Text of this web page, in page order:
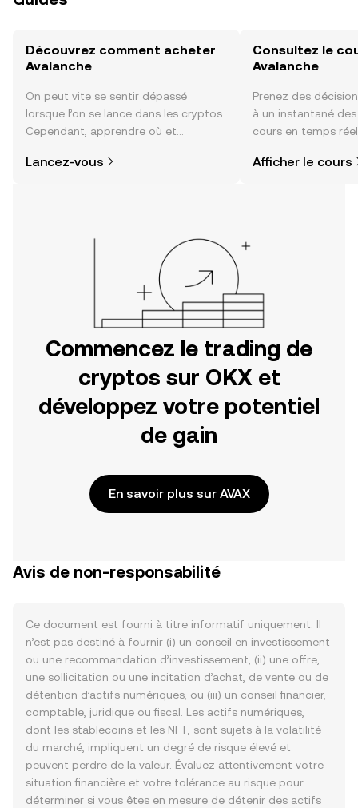
Découvrez comment acheter
Avalanche
On peut vite se sentir dépassé
lorsque l’on se lance dans les cryptos.
Cependant, apprendre où et
plus simple que vous ne l’imaginez.
Lancez-vous
Consultez le
Avalanche
Prenez des
à un instantané
cours en temps
actualités et bien
Afficher le cours
Commencez le trading de
cryptos sur OKX et
développez votre potentiel
de gain
En savoir plus sur AVAX
Avis de non-responsabilité
Ce document est fourni à titre informatif uniquement. Il
n’est pas destiné à fournir (i) un conseil en investissement
ou une recommandation d’investissement, (ii) une offre,
une sollicitation ou une incitation d’achat, de vente ou de
détention d’actifs numériques, ou (iii) un conseil financier,
comptable, juridique ou fiscal. Les actifs numériques,
dont les stablecoins et les NFT, sont sujets à la volatilité
du marché, impliquent un degré de risque élevé et
peuvent perdre de la valeur. Évaluez attentivement votre
situation financière et votre tolérance au risque pour
déterminer si vous êtes en mesure de détenir des actifs